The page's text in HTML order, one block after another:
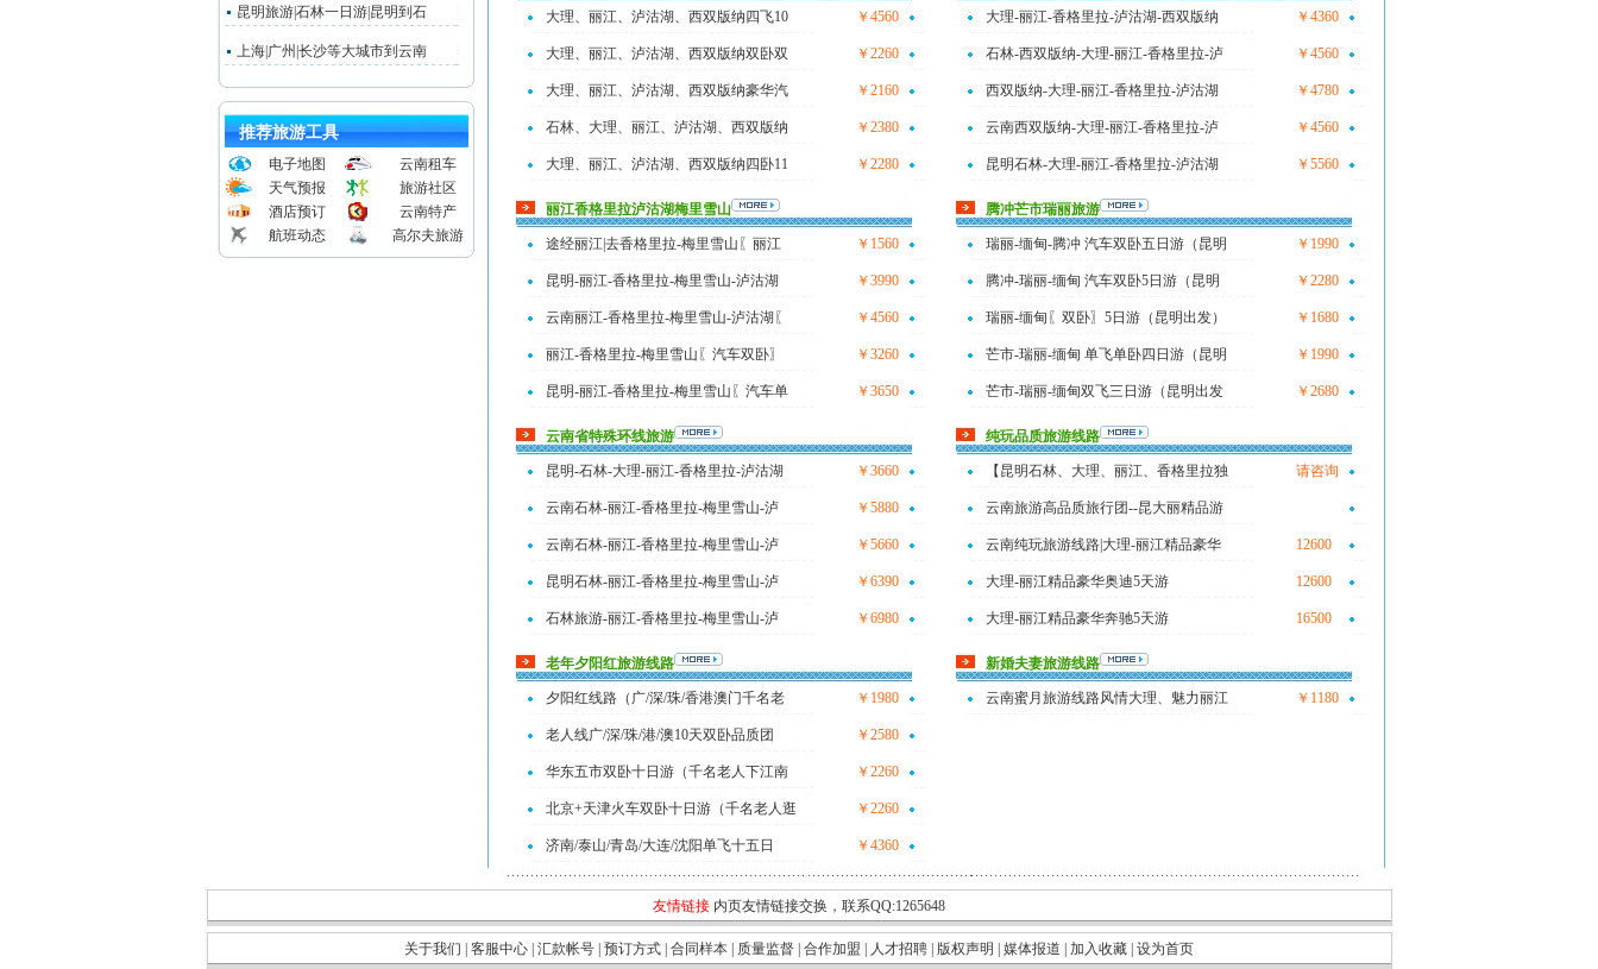
昆明旅游|石林一日游|昆明到石
上海|广州|长沙等大城市到云南
推荐旅游工具
电子地图
云南租车
天气预报
旅游社区
酒店预订
云南特产
航班动态
高尔夫旅游
￥4560
大理、丽江、泸沽湖、西双版纳四飞10
￥2260
大理、丽江、泸沽湖、西双版纳双卧双
￥2160
大理、丽江、泸沽湖、西双版纳豪华汽
￥2380
石林、大理、丽江、泸沽湖、西双版纳
￥2280
大理、丽江、泸沽湖、西双版纳四卧11
￥4360
大理-丽江-香格里拉-泸沽湖-西双版纳
￥4560
石林-西双版纳-大理-丽江-香格里拉-泸
￥4780
西双版纳-大理-丽江-香格里拉-泸沽湖
￥4560
云南西双版纳-大理-丽江-香格里拉-泸
￥5560
昆明石林-大理-丽江-香格里拉-泸沽湖
丽江香格里拉泸沽湖梅里雪山
￥1560
途经丽江|去香格里拉-梅里雪山〖丽江
￥3990
昆明-丽江-香格里拉-梅里雪山-泸沽湖
￥4560
云南丽江-香格里拉-梅里雪山-泸沽湖〖
￥3260
丽江-香格里拉-梅里雪山〖汽车双卧〗
￥3650
昆明-丽江-香格里拉-梅里雪山〖汽车单
腾冲芒市瑞丽旅游
￥1990
瑞丽-缅甸-腾冲 汽车双卧五日游（昆明
￥2280
腾冲-瑞丽-缅甸 汽车双卧5日游（昆明
￥1680
瑞丽-缅甸〖双卧〗5日游（昆明出发）
￥1990
芒市-瑞丽-缅甸 单飞单卧四日游（昆明
￥2680
芒市-瑞丽-缅甸双飞三日游（昆明出发
云南省特殊环线旅游
￥3660
昆明-石林-大理-丽江-香格里拉-泸沽湖
￥5880
云南石林-丽江-香格里拉-梅里雪山-泸
￥5660
云南石林-丽江-香格里拉-梅里雪山-泸
￥6390
昆明石林-丽江-香格里拉-梅里雪山-泸
￥6980
石林旅游-丽江-香格里拉-梅里雪山-泸
纯玩品质旅游线路
请咨询
【昆明石林、大理、丽江、香格里拉独
云南旅游高品质旅行团--昆大丽精品游
12600
云南纯玩旅游线路|大理-丽江精品豪华
12600
大理-丽江精品豪华奥迪5天游
16500
大理-丽江精品豪华奔驰5天游
老年夕阳红旅游线路
￥1980
夕阳红线路（广/深/珠/香港澳门千名老
￥2580
老人线广/深/珠/港/澳10天双卧品质团
￥2260
华东五市双卧十日游（千名老人下江南
￥2260
北京+天津火车双卧十日游（千名老人逛
￥4360
济南/泰山/青岛/大连/沈阳单飞十五日
新婚夫妻旅游线路
￥1180
云南蜜月旅游线路风情大理、魅力丽江
友情链接 内页友情链接交换，联系QQ:1265648
关于我们 客服中心 汇款帐号 预订方式 合同样本 质量监督 合作加盟 人才招聘 版权声明 媒体报道 加入收藏 设为首页